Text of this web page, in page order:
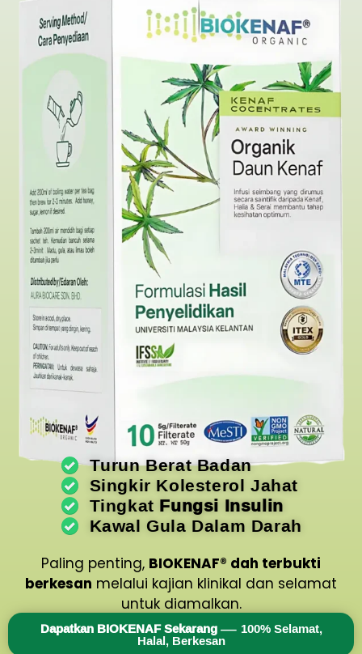
Turun Berat Badan
Singkir Kolesterol Jahat
Tingkat Fungsi Insulin
Kawal Gula Dalam Darah
Paling penting, BIOKENAF® dah terbukti
berkesan melalui kajian klinikal dan selamat
untuk diamalkan.
Dapatkan BIOKENAF Sekarang— 100% Selamat,
Halal, Berkesan